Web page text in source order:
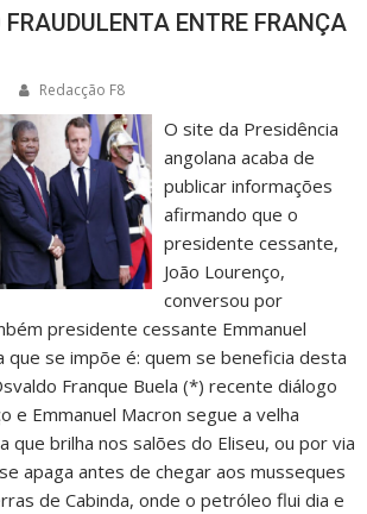
FRAUDULENTA ENTRE FRANÇA
Redacção F8
O site da Presidência
angolana acaba de
publicar informações
afirmando que o
presidente cessante,
João Lourenço,
conversou por
presidente cessante Emmanuel
que se impõe é: quem se beneficia desta
Franque Buela (*) recente diálogo
e Emmanuel Macron segue a velha
que brilha nos salões do Eliseu, ou por via
apaga antes de chegar aos musseques
de Cabinda, onde o petróleo flui dia e